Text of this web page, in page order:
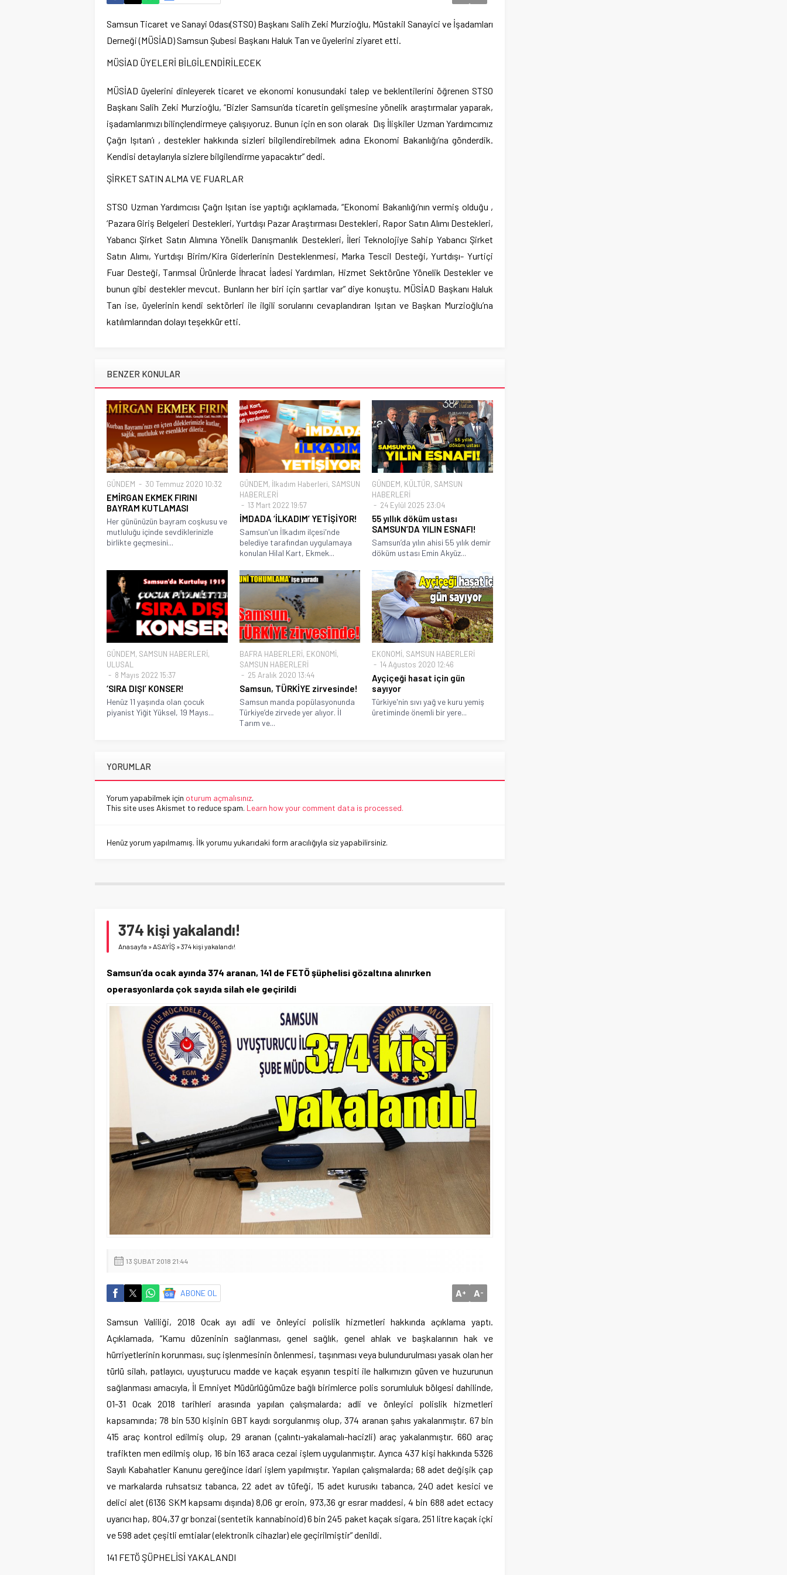
Samsun Ticaret ve Sanayi Odası(STSO) Başkanı Salih Zeki Murzioğlu, Müstakil Sanayici ve İşadamları
Derneği (MÜSİAD) Samsun Şubesi Başkanı Haluk Tan ve üyelerini ziyaret etti.
MÜSİAD ÜYELERİ BİLGİLENDİRİLECEK
MÜSİAD üyelerini dinleyerek ticaret ve ekonomi konusundaki talep ve beklentilerini öğrenen STSO
Başkanı Salih Zeki Murzioğlu, “Bizler Samsun’da ticaretin gelişmesine yönelik araştırmalar yaparak,
işadamlarımızı bilinçlendirmeye çalışıyoruz. Bunun için en son olarak Dış İlişkiler Uzman Yardımcımız
Çağrı Işıtan’ı , destekler hakkında sizleri bilgilendirebilmek adına Ekonomi Bakanlığı’na gönderdik.
Kendisi detaylarıyla sizlere bilgilendirme yapacaktır” dedi.
ŞİRKET SATIN ALMA VE FUARLAR
STSO Uzman Yardımcısı Çağrı Işıtan ise yaptığı açıklamada, “Ekonomi Bakanlığı’nın vermiş olduğu ,
‘Pazara Giriş Belgeleri Destekleri, Yurtdışı Pazar Araştırması Destekleri, Rapor Satın Alımı Destekleri,
Yabancı Şirket Satın Alımına Yönelik Danışmanlık Destekleri, İleri Teknolojiye Sahip Yabancı Şirket
Satın Alımı, Yurtdışı Birim/Kira Giderlerinin Desteklenmesi, Marka Tescil Desteği, Yurtdışı- Yurtiçi
Fuar Desteği, Tarımsal Ürünlerde İhracat İadesi Yardımları, Hizmet Sektörüne Yönelik Destekler ve
bunun gibi destekler mevcut. Bunların her biri için şartlar var” diye konuştu. MÜSİAD Başkanı Haluk
Tan ise, üyelerinin kendi sektörleri ile ilgili sorularını cevaplandıran Işıtan ve Başkan Murzioğlu’na
katılımlarından dolayı teşekkür etti.
BENZER KONULAR
GÜNDEM 30 Temmuz 2020 10:32
EMİRGAN EKMEK FIRINI
BAYRAM KUTLAMASI
Her gününüzün bayram coşkusu ve
mutluluğu içinde sevdiklerinizle
birlikte geçmesini...
GÜNDEM, İlkadım Haberleri, SAMSUN
HABERLERİ
13 Mart 2022 19:57
İMDADA ‘İLKADIM’ YETİŞİYOR!
Samsun'un İlkadım ilçesi'nde
belediye tarafından uygulamaya
konulan Hilal Kart, Ekmek...
GÜNDEM, KÜLTÜR, SAMSUN
HABERLERİ
24 Eylül 2025 23:04
55 yıllık döküm ustası
SAMSUN’DA YILIN ESNAFI!
Samsun’da yılın ahisi 55 yılık demir
döküm ustası Emin Akyüz...
GÜNDEM, SAMSUN HABERLERİ,
ULUSAL
8 Mayıs 2022 15:37
‘SIRA DIŞI’ KONSER!
Henüz 11 yaşında olan çocuk
piyanist Yiğit Yüksel, 19 Mayıs...
BAFRA HABERLERİ, EKONOMİ,
SAMSUN HABERLERİ
25 Aralık 2020 13:44
Samsun, TÜRKİYE zirvesinde!
Samsun manda popülasyonunda
Türkiye’de zirvede yer alıyor. İl
Tarım ve...
EKONOMİ, SAMSUN HABERLERİ
14 Ağustos 2020 12:46
Ayçiçeği hasat için gün
sayıyor
Türkiye'nin sıvı yağ ve kuru yemiş
üretiminde önemli bir yere...
YORUMLAR
Yorum yapabilmek için oturum açmalısınız.
This site uses Akismet to reduce spam. Learn how your comment data is processed.
Henüz yorum yapılmamış. İlk yorumu yukarıdaki form aracılığıyla siz yapabilirsiniz.
374 kişi yakalandı!
Anasayfa »ASAYİŞ »374 kişi yakalandı!
Samsun’da ocak ayında 374 aranan, 141 de FETÖ şüphelisi gözaltına alınırken
operasyonlarda çok sayıda silah ele geçirildi
13 ŞUBAT 2018 21:44
ABONE OL A+ A-
Samsun Valiliği, 2018 Ocak ayı adli ve önleyici polislik hizmetleri hakkında açıklama yaptı.
Açıklamada, “Kamu düzeninin sağlanması, genel sağlık, genel ahlak ve başkalarının hak ve
hürriyetlerinin korunması, suç işlenmesinin önlenmesi, taşınması veya bulundurulması yasak olan her
türlü silah, patlayıcı, uyuşturucu madde ve kaçak eşyanın tespiti ile halkımızın güven ve huzurunun
sağlanması amacıyla, İl Emniyet Müdürlüğümüze bağlı birimlerce polis sorumluluk bölgesi dahilinde,
01-31 Ocak 2018 tarihleri arasında yapılan çalışmalarda; adli ve önleyici polislik hizmetleri
kapsamında; 78 bin 530 kişinin GBT kaydı sorgulanmış olup, 374 aranan şahıs yakalanmıştır. 67 bin
415 araç kontrol edilmiş olup, 29 aranan (çalıntı-yakalamalı-hacizli) araç yakalanmıştır. 660 araç
trafikten men edilmiş olup, 16 bin 163 araca cezai işlem uygulanmıştır. Ayrıca 437 kişi hakkında 5326
Sayılı Kabahatler Kanunu gereğince idari işlem yapılmıştır. Yapılan çalışmalarda; 68 adet değişik çap
ve markalarda ruhsatsız tabanca, 22 adet av tüfeği, 15 adet kurusıkı tabanca, 240 adet kesici ve
delici alet (6136 SKM kapsamı dışında) 8,06 gr eroin, 973,36 gr esrar maddesi, 4 bin 688 adet ectacy
uyarıcı hap, 804,37 gr bonzai (sentetik kannabinoid) 6 bin 245 paket kaçak sigara, 251 litre kaçak içki
ve 598 adet çeşitli emtialar (elektronik cihazlar) ele geçirilmiştir” denildi.
141 FETÖ ŞÜPHELİSİ YAKALANDI